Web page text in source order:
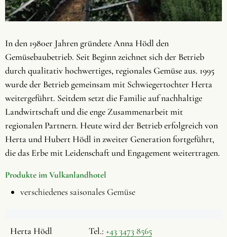
In den 1980er Jahren gründete Anna Hödl den
Gemüsebaubetrieb. Seit Beginn zeichnet sich der Betrieb
durch qualitativ hochwertiges, regionales Gemüse aus. 1995
wurde der Betrieb gemeinsam mit Schwiegertochter Herta
weitergeführt. Seitdem setzt die Familie auf nachhaltige
Landwirtschaft und die enge Zusammenarbeit mit
regionalen Partnern. Heute wird der Betrieb erfolgreich von
Herta und Hubert Hödl in zweiter Generation fortgeführt,
die das Erbe mit Leidenschaft und Engagement weitertragen.
Produkte im Vulkanlandhotel
verschiedenes saisonales Gemüse
Herta Hödl
Tel.: +43 3473 8565